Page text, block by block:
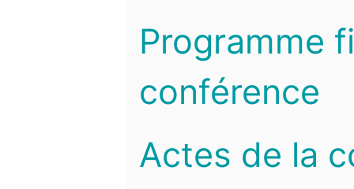
Programme
conférence
Actes de la